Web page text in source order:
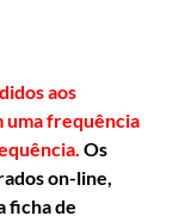
aos
frequência
Os
on-line,
ficha de